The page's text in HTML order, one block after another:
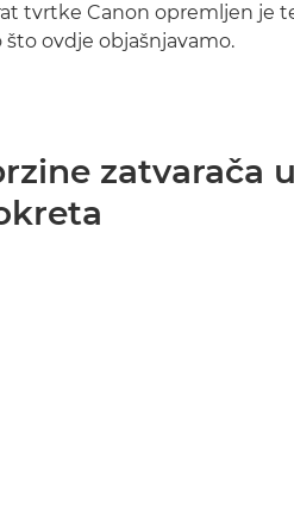
tvrtke Canon opremljen je
ovdje objašnjavamo.
zatvarača u